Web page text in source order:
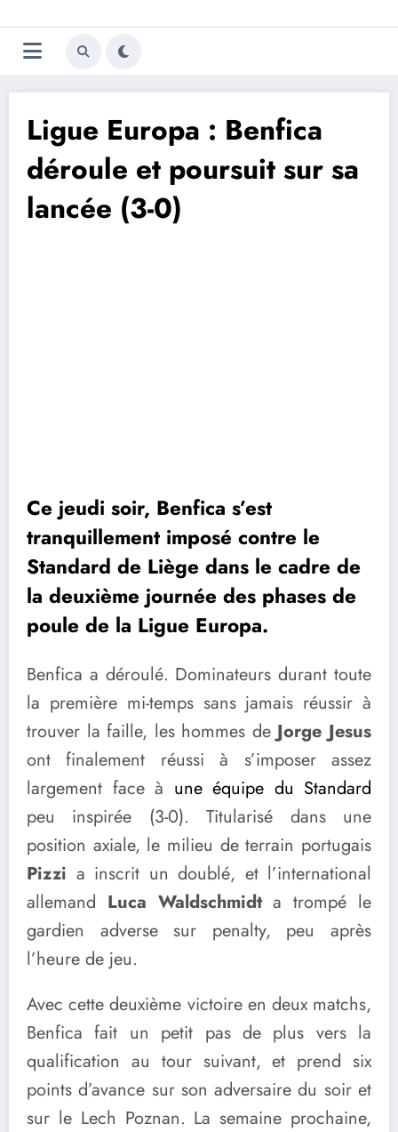
au
contenu
Trivela
L'actualité du football
Ligue Europa : Benfica
déroule et poursuit sur sa
lancée (3-0)
Ce jeudi soir, Benfica s’est
tranquillement imposé contre le
Standard de Liège dans le cadre de
la deuxième journée des phases de
poule de la Ligue Europa.
Benfica a déroulé. Dominateurs durant toute
la première mi-temps sans jamais réussir à
trouver la faille, les hommes de Jorge Jesus
ont finalement réussi à s’imposer assez
largement face à une équipe du Standard
peu inspirée (3-0). Titularisé dans une
position axiale, le milieu de terrain portugais
Pizzi a inscrit un doublé, et l’international
allemand Luca Waldschmidta trompé le
gardien adverse sur penalty, peu après
l’heure de jeu.
Avec cette deuxième victoire en deux matchs,
Benfica fait un petit pas de plus vers la
qualification au tour suivant, et prend six
points d’avance sur son adversaire du soir et
sur le Lech Poznan. La semaine prochaine,